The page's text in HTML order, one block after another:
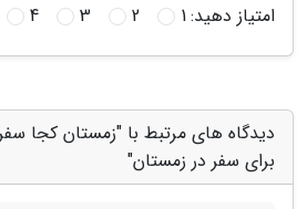
امتیاز دهید:1
2
3
4
دیدگاه های مرتبط با "زمستان کجا
برای سفر در زمستان"